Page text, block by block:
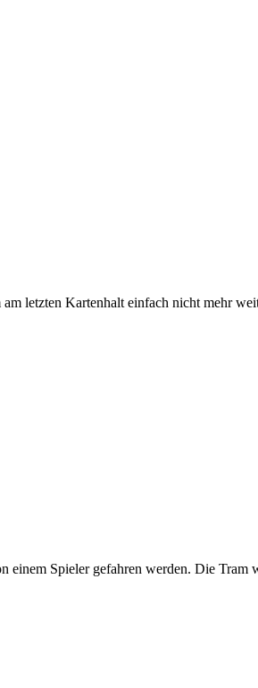
letzten Kartenhalt einfach nicht mehr
Spieler gefahren werden. Die